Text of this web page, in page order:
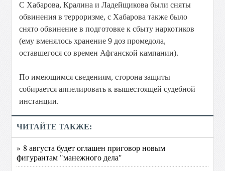
С Хабарова, Кралина и Ладейщикова были сняты
обвинения в терроризме, с Хабарова также было
снято обвинение в подготовке к сбыту наркотиков
(ему вменялось хранение 9 доз промедола,
оставшегося со времен Афганской кампании).
По имеющимся сведениям, сторона защиты
собирается аппелировать к вышестоящей судебной
инстанции.
ЧИТАЙТЕ ТАКЖЕ:
» 8 августа будет оглашен приговор новым
фигурантам "манежного дела"